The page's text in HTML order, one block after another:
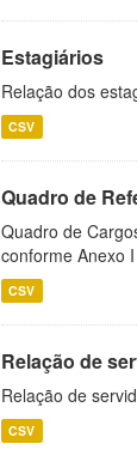
Estagiários
Relação dos
CSV
Quadro de
Quadro de
conforme Anexo
CSV
Relação de
Relação de
CSV